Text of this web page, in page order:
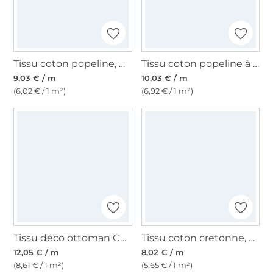
Tissu coton popeline, marron clair
9,03 € / m
(6,02 € / 1 m²)
Tissu coton popeline à pois mini, bleu clair
10,03 € / m
(6,92 € / 1 m²)
Tissu déco ottoman Chats Musique Music Cats, beige
12,05 € / m
(8,61 € / 1 m²)
Tissu coton cretonne, marine
8,02 € / m
(5,65 € / 1 m²)